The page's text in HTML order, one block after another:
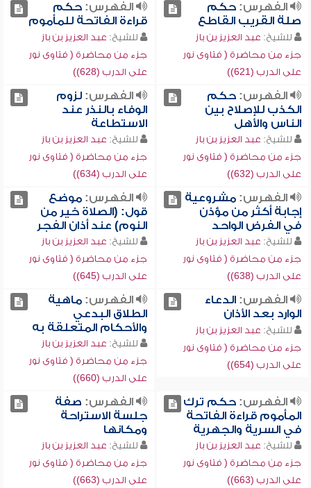
الفهرس:حكم
صلة القريب القاطع
للشيخ: عبد العزيز بن باز
جزء من محاضرة ( فتاوى نور
على الدرب (621))
الفهرس:حكم
قراءة الفاتحة للمأموم
للشيخ: عبد العزيز بن باز
جزء من محاضرة ( فتاوى نور
على الدرب (628))
الفهرس:حكم
الكذب للإصلاح بين
الناس والأهل
للشيخ: عبد العزيز بن باز
جزء من محاضرة ( فتاوى نور
على الدرب (632))
الفهرس:لزوم
الوفاء بالنذر عند
الاستطاعة
للشيخ: عبد العزيز بن باز
جزء من محاضرة ( فتاوى نور
على الدرب (634))
الفهرس:مشروعية
إجابة أكثر من مؤذن
في الفرض الواحد
للشيخ: عبد العزيز بن باز
جزء من محاضرة ( فتاوى نور
على الدرب (638))
الفهرس:موضع
قول: (الصلاة خير من
النوم) عند أذان الفجر
للشيخ: عبد العزيز بن باز
جزء من محاضرة ( فتاوى نور
على الدرب (645))
الفهرس:الدعاء
الوارد بعد الأذان
للشيخ: عبد العزيز بن باز
جزء من محاضرة ( فتاوى نور
على الدرب (654))
الفهرس:ماهية
الطلاق البدعي
والأحكام المتعلقة به
للشيخ: عبد العزيز بن باز
جزء من محاضرة ( فتاوى نور
على الدرب (660))
الفهرس:حكم ترك
المأموم قراءة الفاتحة
في السرية والجهرية
للشيخ: عبد العزيز بن باز
جزء من محاضرة ( فتاوى نور
على الدرب (663))
الفهرس: صفة
جلسة الاستراحة
ومكانها
للشيخ: عبد العزيز بن باز
جزء من محاضرة ( فتاوى نور
على الدرب (663))